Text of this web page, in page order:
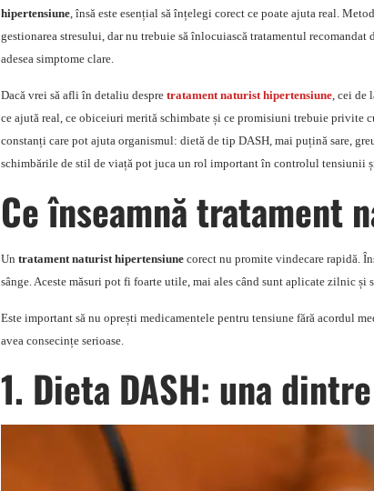
hipertensiune, însă este esențial să înțelegi corect ce poate ajuta real.
gestionarea stresului, dar nu trebuie să înlocuiască tratamentul
adesea simptome clare.
Dacă vrei să afli în detaliu despre tratament naturist hipertensiune, cei de
ce ajută real, ce obiceiuri merită schimbate și ce promisiuni trebuie privite
constanți care pot ajuta organismul: dietă de tip DASH, mai puțină sare,
schimbările de stil de viață pot juca un rol important în controlul tensiunii
Ce înseamnă tratament
Un tratament naturist hipertensiune corect nu promite vindecare rapidă.
sânge. Aceste măsuri pot fi foarte utile, mai ales când sunt aplicate zilnic
Este important să nu oprești medicamentele pentru tensiune fără acordul
avea consecințe serioase.
1. Dieta DASH: una